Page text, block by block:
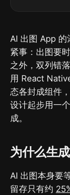
AI 出图 App
紧事：出图要
之外，双列错
用 React
态各封成组件
设计起步用一
成。
为什么生
AI 出图本身要
留存只有约